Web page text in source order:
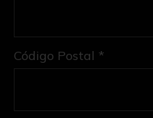
Código Postal *